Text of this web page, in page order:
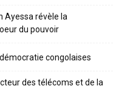
Ayessa révèle la
du pouvoir
congolaises
des télécoms et de la